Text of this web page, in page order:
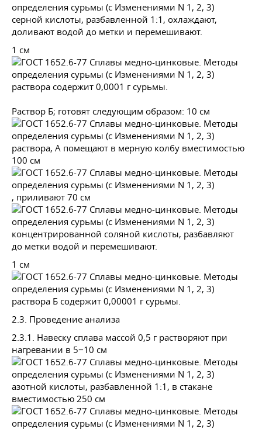
серной кислоты, разбавленной 1:1, охлаждают,
доливают водой до метки и перемешивают.
1 см
раствора содержит 0,0001 г сурьмы.
Раствор Б; готовят следующим образом: 10 см
раствора, А помещают в мерную колбу вместимостью
100 см
, приливают 70 см
концентрированной соляной кислоты, разбавляют
до метки водой и перемешивают.
1 см
раствора Б содержит 0,00001 г сурьмы.
2.3. Проведение анализа
2.3.1. Навеску сплава массой 0,5 г растворяют при
нагревании в 5−10 см
азотной кислоты, разбавленной 1:1, в стакане
вместимостью 250 см